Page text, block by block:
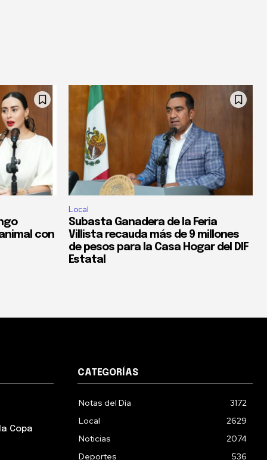
con
Local
Subasta Ganadera de la Feria
Villista recauda más de 9 millones
de pesos para la Casa Hogar del DIF
Estatal
Copa
CATEGORÍAS
Notas del Día
3172
Local
2629
Noticias
2074
Deportes
536